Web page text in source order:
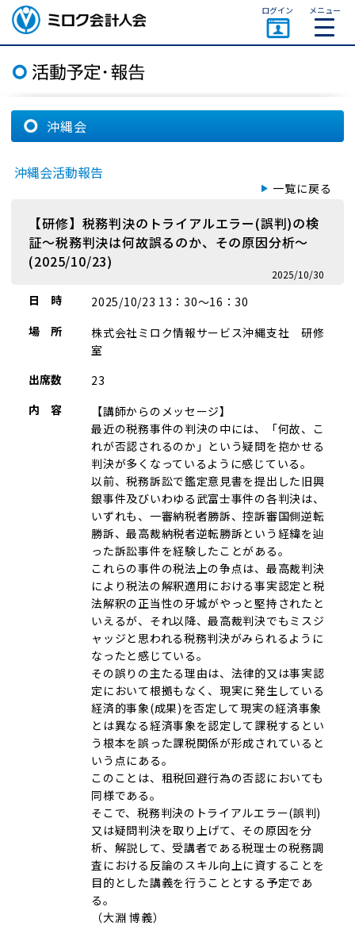
ミロク会計人会 MIROKU
ACCOUNTING PERSON
ASSOCIATION
ログイン メニュー
沖縄会
沖縄会活動報告
一覧に戻る
【研修】税務判決のトライアルエラー(誤判)の検
証～税務判決は何故誤るのか、その原因分析～
(2025/10/23)
2025/10/30
日 時
2025/10/23 13：30～16：30
場 所
株式会社ミロク情報サービス沖縄支社 研修
室
出席数
23
内 容
【講師からのメッセージ】
最近の税務事件の判決の中には、「何故、こ
れが否認されるのか」という疑問を抱かせる
判決が多くなっているように感じている。
以前、税務訴訟で鑑定意見書を提出した旧興
銀事件及びいわゆる武富士事件の各判決は、
いずれも、一審納税者勝訴、控訴審国側逆転
勝訴、最高裁納税者逆転勝訴という経緯を辿
った訴訟事件を経験したことがある。
これらの事件の税法上の争点は、最高裁判決
により税法の解釈適用における事実認定と税
法解釈の正当性の牙城がやっと堅持されたと
いえるが、それ以降、最高裁判決でもミスジ
ャッジと思われる税務判決がみられるように
なったと感じている。
その誤りの主たる理由は、法律的又は事実認
定において根拠もなく、現実に発生している
経済的事象(成果)を否定して現実の経済事象
とは異なる経済事象を認定して課税するとい
う根本を誤った課税関係が形成されていると
いう点にある。
このことは、租税回避行為の否認においても
同様である。
そこで、税務判決のトライアルエラー(誤判)
又は疑問判決を取り上げて、その原因を分
析、解説して、受講者である税理士の税務調
査における反論のスキル向上に資することを
目的とした講義を行うこととする予定であ
る
（大淵 博義）